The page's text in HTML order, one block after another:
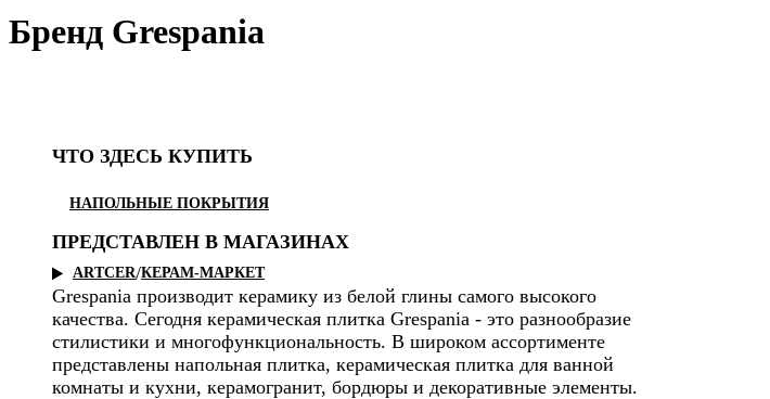
Бренд Grespania
ЧТО ЗДЕСЬ КУПИТЬ
НАПОЛЬНЫЕ ПОКРЫТИЯ
ПРЕДСТАВЛЕН В МАГАЗИНАХ
ARTCER/КЕРАМ-МАРКЕТ
Grespania производит керамику из белой глины самого высокого
качества. Сегодня керамическая плитка Grespania - это разнообразие
стилистики и многофункциональность. В широком ассортименте
представлены напольная плитка, керамическая плитка для ванной
комнаты и кухни, керамогранит, бордюры и декоративные элементы.